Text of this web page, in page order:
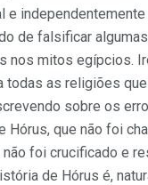
e independentemente
de falsificar
nos mitos egípcios.
todas as religiões
sobre os
Hórus, que não foi
não foi crucificado e
de Hórus é,